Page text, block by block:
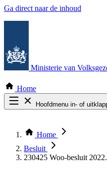
Ga direct naar de inhoud
Ministerie van
Home
Hoofdmenu in- of
Thema COVID-19
Bekijk per bestuursorgaan
Home
Besluit
230425 Woo-besluit